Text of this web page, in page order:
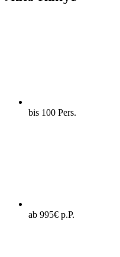
bis 100 Pers.
ab 995€ p.P.